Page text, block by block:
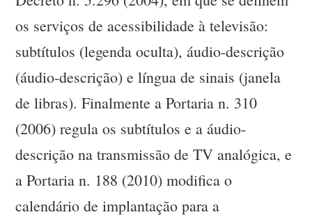
os serviços de acessibilidade à televisão:
subtítulos (legenda oculta), áudio-descrição
(áudio-descrição) e língua de sinais (janela
de libras). Finalmente a Portaria n. 310
(2006) regula os subtítulos e a áudio-
descrição na transmissão de TV analógica, e
a Portaria n. 188 (2010) modifica o
calendário de implantação para a